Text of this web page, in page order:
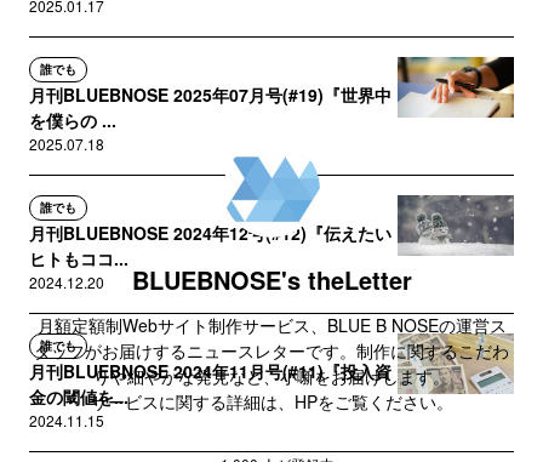
2025.01.17
誰でも
月刊BLUEBNOSE 2025年07月号(#19)『世界中
を僕らの ...
2025.07.18
誰でも
月刊BLUEBNOSE 2024年12号(#12)『伝えたい
ヒトもココ...
2024.12.20
誰でも
月刊BLUEBNOSE 2024年11月号(#11)『投入資
金の閾値を...
2024.11.15
BLUEBNOSE's theLetter
月額定額制Webサイト制作サービス、BLUE B NOSEの運営ス
タッフがお届けするニュースレターです。制作に関するこだわ
りや細やかな発見など、小噺をお届けします。
サービスに関する詳細は、HPをご覧ください。
https://bbns.jp